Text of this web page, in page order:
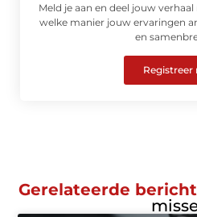
Meld je aan en deel jouw
welke manier jouw ervaringen
en
Registreer
Gerelateerde